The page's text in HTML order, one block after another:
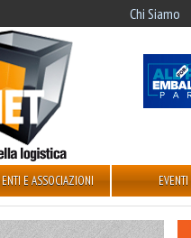
Chi Siamo
ENTI E ASSOCIAZIONI EVENTI